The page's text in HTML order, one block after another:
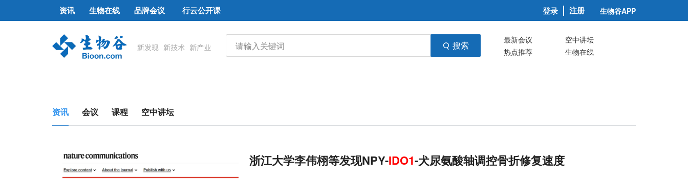
资讯 生物在线 品牌会议 行云公开课 登录 注册 生物谷APP
搜索 最新会议
空中讲坛
热点推荐
生物在线
资讯 会议 课程 空中讲坛
浙江大学李伟栩等发现NPY-IDO1-犬尿氨酸轴调控骨折修复速度